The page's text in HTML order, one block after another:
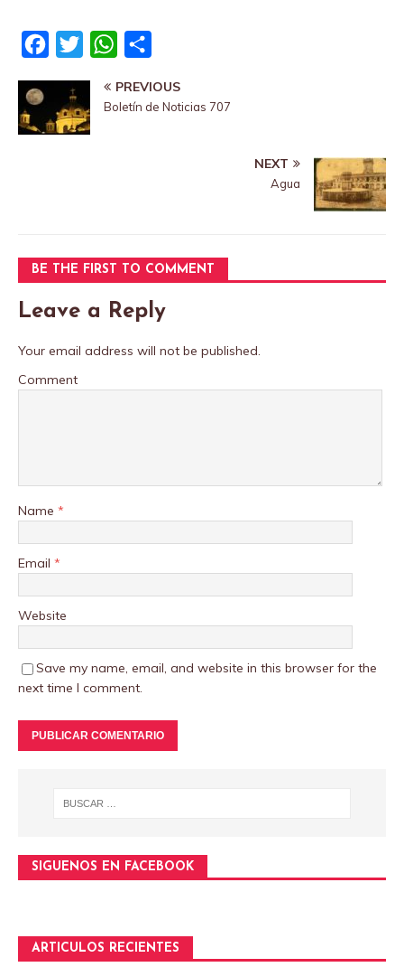
e
t
W
a
PREVIOUS
Boletín de Noticias 707
NEXT
Agua
BE THE FIRST TO COMMENT
Leave a Reply
Your email address will not be published.
Comment
Name *
Email *
Website
Save my name, email, and website in this browser for the
next time I comment.
SIGUENOS EN FACEBOOK
ARTICULOS RECIENTES